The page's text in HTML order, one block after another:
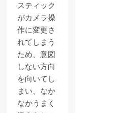
スティック
がカメラ操
作に変更さ
れてしまう
ため、意図
しない方向
を向いてし
まい、なか
なかうまく